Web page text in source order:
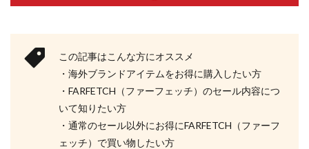
この記事はこんな方にオススメ
・海外ブランドアイテムをお得に購入したい方
・FARFETCH（ファーフェッチ）のセール内容につ
いて知りたい方
・通常のセール以外にお得にFARFETCH（ファーフ
ェッチ）で買い物したい方